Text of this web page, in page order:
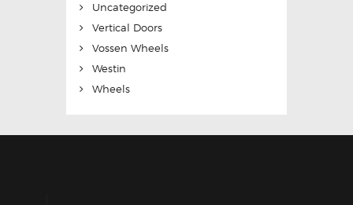
Uncategorized
Vertical Doors
Vossen Wheels
Westin
Wheels